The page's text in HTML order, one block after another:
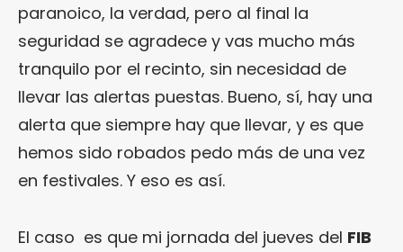
paranoico, la verdad, pero al final la
seguridad se agradece y vas mucho más
tranquilo por el recinto, sin necesidad de
llevar las alertas puestas. Bueno, sí, hay una
alerta que siempre hay que llevar, y es que
hemos sido robados pedo más de una vez
en festivales. Y eso es así.
El caso es que mi jornada del jueves del FIB